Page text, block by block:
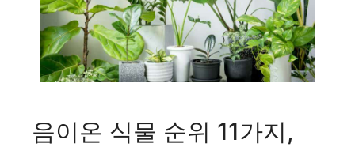
음이온 식물 순위 11가지,